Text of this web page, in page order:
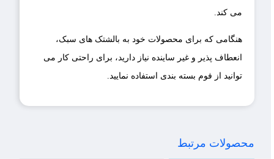
می کند.
هنگامی که برای محصولات خود به بالشتک های سبک،
انعطاف پذیر و غیر ساینده نیاز دارید، برای راحتی کار می
توانید از فوم بسته بندی استفاده نمایید.
محصولات مرتبط